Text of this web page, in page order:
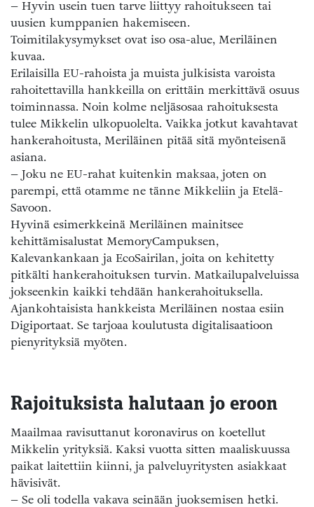
– Hyvin usein tuen tarve liittyy rahoitukseen tai
uusien kumppanien hakemiseen.
Toimitilakysymykset ovat iso osa-alue, Meriläinen
kuvaa.
Erilaisilla EU-rahoista ja muista julkisista varoista
rahoitettavilla hankkeilla on erittäin merkittävä osuus
toiminnassa. Noin kolme neljäsosaa rahoituksesta
tulee Mikkelin ulkopuolelta. Vaikka jotkut kavahtavat
hankerahoitusta, Meriläinen pitää sitä myönteisenä
asiana.
– Joku ne EU-rahat kuitenkin maksaa, joten on
parempi, että otamme ne tänne Mikkeliin ja Etelä-
Savoon.
Hyvinä esimerkkeinä Meriläinen mainitsee
kehittämisalustat MemoryCampuksen,
Kalevankankaan ja EcoSairilan, joita on kehitetty
pitkälti hankerahoituksen turvin. Matkailupalveluissa
jokseenkin kaikki tehdään hankerahoituksella.
Ajankohtaisista hankkeista Meriläinen nostaa esiin
Digiportaat. Se tarjoaa koulutusta digitalisaatioon
pienyrityksiä myöten.
Rajoituksista halutaan jo eroon
Maailmaa ravisuttanut koronavirus on koetellut
Mikkelin yrityksiä. Kaksi vuotta sitten maaliskuussa
paikat laitettiin kiinni, ja palveluyritysten asiakkaat
hävisivät.
– Se oli todella vakava seinään juoksemisen hetki.